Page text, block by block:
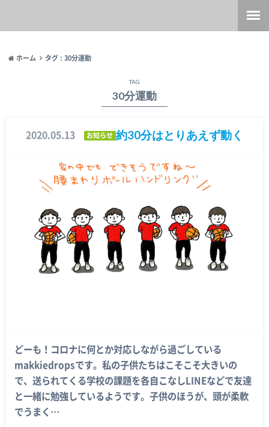
ホーム タグ : 30分運動
TAG
30分運動
2020.05.13 お知らせ 約30分はとりあえず動く
どーも！コロナに何とか対応しながら過ごしている
makkiedropsです。私の子供たちはこそこそ大きいの
で、送られてくる学校の課題を各自こなしLINEなどで友達
と一緒に勉強しているようです。子供のほうが、頭が柔軟
でうまく…